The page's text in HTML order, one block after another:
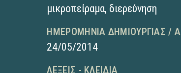
μικροπείραμα, διερεύνηση
ΗΜΕΡΟΜΗΝΊΑ ΔΗΜΙΟΥΡΓΊΑΣ /
24/05/2014
ΛΈΞΕΙΣ - ΚΛΕΙΔΙΆ